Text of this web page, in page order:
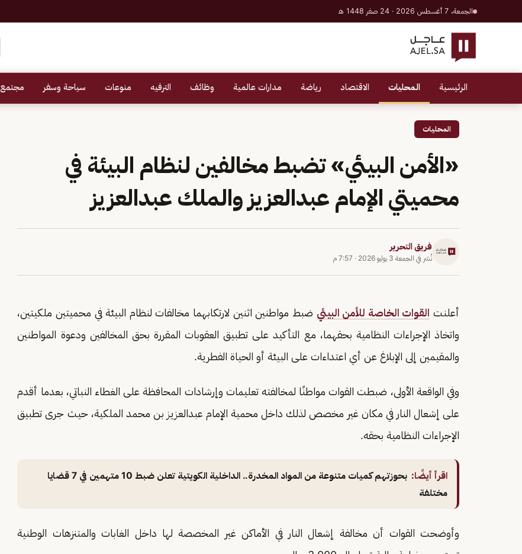
الجمعة، 7 أغسطس 2026 · 24 صفر 1448 هـ
الرئيسية المحليات الاقتصاد رياضة مدارات عالمية وظائف الترفيه منوعات سياحة وسفر مجتمع
المحليات
«الأمن البيئي» تضبط مخالفين لنظام البيئة في
محميتي الإمام عبدالعزيز والملك عبدالعزيز
فريق التحرير
نُشر في الجمعة 3 يوليو 2026 · 7:57 م
أعلنت القوات الخاصة للأمن البيئي ضبط مواطنين اثنين لارتكابهما مخالفات لنظام البيئة في محميتين ملكيتين،
واتخاذ الإجراءات النظامية بحقهما، مع التأكيد على تطبيق العقوبات المقررة بحق المخالفين ودعوة المواطنين
والمقيمين إلى الإبلاغ عن أي اعتداءات على البيئة أو الحياة الفطرية.
وفي الواقعة الأولى، ضبطت القوات مواطنًا لمخالفته تعليمات وإرشادات المحافظة على الغطاء النباتي، بعدما أقدم
على إشعال النار في مكان غير مخصص لذلك داخل محمية الإمام عبدالعزيز بن محمد الملكية، حيث جرى تطبيق
الإجراءات النظامية بحقه.
اقرأ أيضًا:
بحوزتهم كميات متنوعة من المواد المخدرة.. الداخلية الكويتية تعلن ضبط 10 متهمين في 7 قضايا
مختلفة
وأوضحت القوات أن مخالفة إشعال النار في الأماكن غير المخصصة لها داخل الغابات والمتنزهات الوطنية